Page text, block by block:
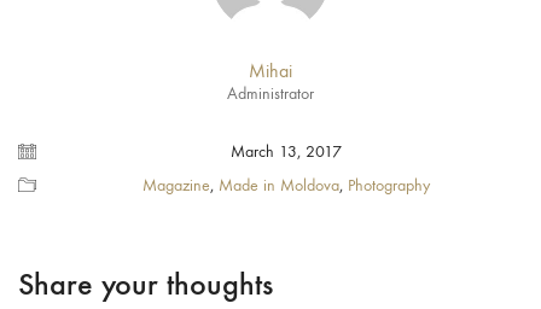
Mihai
Administrator
March 13, 2017
Magazine, Made in Moldova, Photography
Share your thoughts